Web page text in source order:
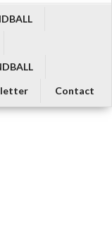
Contact